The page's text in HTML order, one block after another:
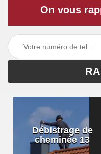
On vous
Débistrage de
cheminée 13